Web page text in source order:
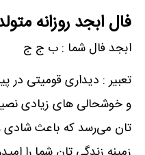
فال ابجد روزانه
ابجد فال شما : ب ج ج
تعبیر : دیداری قومیتی در
و خوشحالی های زیادی
تان می‌رسد که باعث